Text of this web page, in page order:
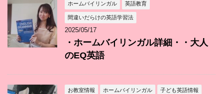
ホームバイリンガル 英語教育
間違いだらけの英語学習法
2025/05/17
・ホームバイリンガル詳細・・大人
のEQ英語
お教室情報 ホームバイリンガル 子ども英語情報